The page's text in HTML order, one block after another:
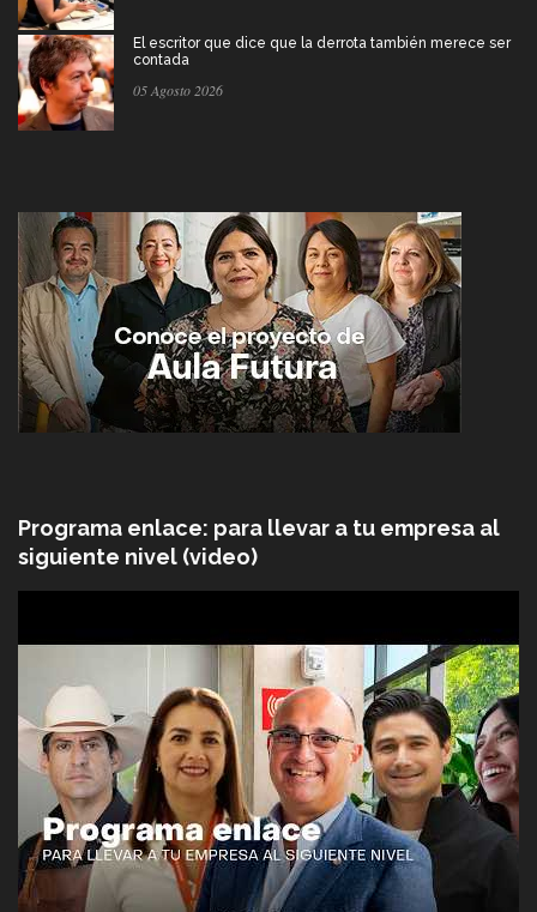
El escritor que dice que la derrota también merece ser
contada
05 Agosto 2026
Programa enlace: para llevar a tu empresa al
siguiente nivel (video)